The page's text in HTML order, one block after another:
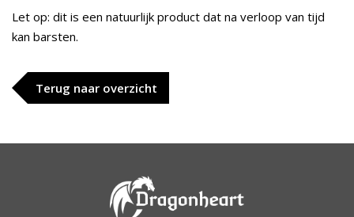
Let op: dit is een natuurlijk product dat na verloop van tijd
kan barsten.
Terug naar overzicht